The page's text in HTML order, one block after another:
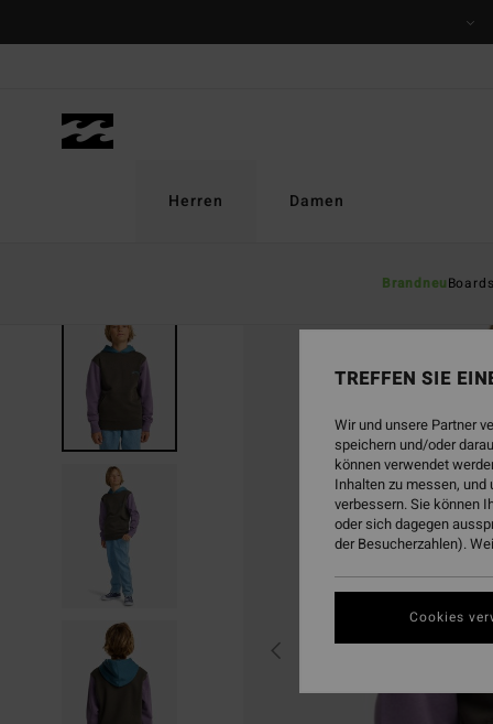
Herren
Brandneu
Damen
TREFFEN SIE
Wir und unsere Partner
speichern und/oder
können verwendet
Inhalten zu messen, und
verbessern. Sie können
oder sich dagegen
der Besucherzahlen).
Cookies